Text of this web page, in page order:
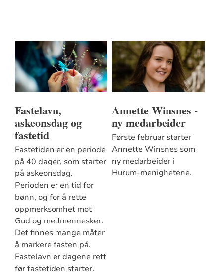
Fastelavn,
askeonsdag og
fastetid
Fastetiden er en periode
på 40 dager, som starter
på askeonsdag.
Perioden er en tid for
bønn, og for å rette
oppmerksomhet mot
Gud og medmennesker.
Det finnes mange måter
å markere fasten på.
Fastelavn er dagene rett
før fastetiden starter.
Annette Winsnes -
ny medarbeider
Første februar starter
Annette Winsnes som
ny medarbeider i
Hurum-menighetene.